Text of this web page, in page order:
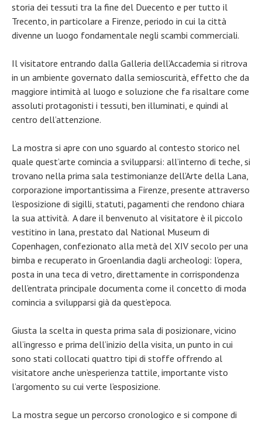
storia dei tessuti tra la fine del Duecento e per tutto il
Trecento, in particolare a Firenze, periodo in cui la città
divenne un luogo fondamentale negli scambi commerciali.
Il visitatore entrando dalla Galleria dell’Accademia si ritrova
in un ambiente governato dalla semioscurità, effetto che da
maggiore intimità al luogo e soluzione che fa risaltare come
assoluti protagonisti i tessuti, ben illuminati, e quindi al
centro dell’attenzione.
La mostra si apre con uno sguardo al contesto storico nel
quale quest’arte comincia a svilupparsi: all’interno di teche, si
trovano nella prima sala testimonianze dell’Arte della Lana,
corporazione importantissima a Firenze, presente attraverso
l’esposizione di sigilli, statuti, pagamenti che rendono chiara
la sua attività. A dare il benvenuto al visitatore è il piccolo
vestitino in lana, prestato dal National Museum di
Copenhagen, confezionato alla metà del XIV secolo per una
bimba e recuperato in Groenlandia dagli archeologi: l’opera,
posta in una teca di vetro, direttamente in corrispondenza
dell’entrata principale documenta come il concetto di moda
comincia a svilupparsi già da quest’epoca.
Giusta la scelta in questa prima sala di posizionare, vicino
all’ingresso e prima dell’inizio della visita, un punto in cui
sono stati collocati quattro tipi di stoffe offrendo al
visitatore anche un’esperienza tattile, importante visto
l’argomento su cui verte l’esposizione.
La mostra segue un percorso cronologico e si compone di